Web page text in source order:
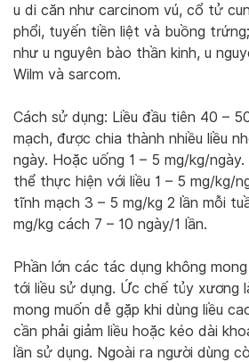
u di căn như carcinom vú, cổ tử
phổi, tuyến tiền liệt và buồng
như u nguyên bào thần kinh, u
Wilm và sarcom.
Cách sử dụng: Liều đầu tiên 40 –
mạch, được chia thành nhiều liều
ngày. Hoặc uống 1 – 5 mg/kg/
thể thực hiện với liều 1 – 5 mg/kg/
tĩnh mạch 3 – 5 mg/kg 2 lần mỗi
mg/kg cách 7 – 10 ngày/1 lần.
Phần lớn các tác dụng không
tới liều sử dụng. Ức chế tủy xương
mong muốn dễ gặp khi dùng liều
cần phải giảm liều hoặc kéo dài
lần sử dụng. Ngoài ra người dùng